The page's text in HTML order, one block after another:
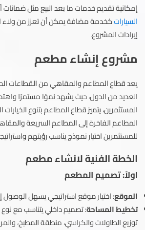
إمكانية تقديم خدمات ما بعد البيع مثل ضمانات
السياراتكخدمة مضافة يمكن أن تعزز من ولاء
إيرادات المشروع.
مشروع إنشاء مطعم
يعد قطاع المطاعم والمقاهي من القطاعات
العديد من الدول، حيث يشهد نموًا مستمرًا
المستثمرين، يتميز قطاع المطاعم بتنوع الخيارات
المطاعم الفاخرة إلى المطاعم السريعة
للمستثمرين اختيار نموذج يناسب رؤيتهم
الخطة الفنية لانشاء مطعم
اولاً: تصميم المطعم
الموقع: اختيار موقع استراتيجي يسهل الوصول
تخطيط المساحة: تصميم داخلي يتناسب مع
توزيع الطاولات والكراسي، منطقة المطبخ،